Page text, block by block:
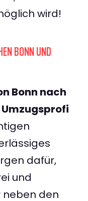
wird!
BONN UND
Bonn nach
Umzugsprofi
dafür,
und
neben den